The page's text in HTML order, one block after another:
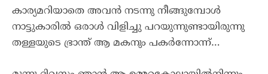
കാര്യമറിയാതെ അവൻ നടന്നു നീങ്ങുമ്പോൾ
നാട്ടുകാരിൽ ഒരാൾ വിളിച്ചു പറയുന്നുണ്ടായിരുന്നു
തള്ളയുടെ ഭ്രാന്ത് ആ മകനും പകർന്നോന്ന്…